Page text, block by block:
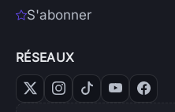
S'abonner
RÉSEAUX